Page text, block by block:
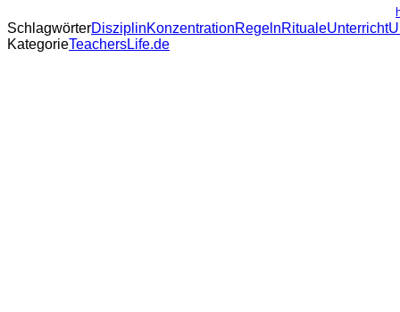
SchlagwörterDisziplinKonzentrationRegelnRitualeUnterricht
KategorieTeachersLife.de